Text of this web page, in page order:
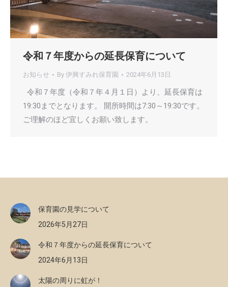
令和７年度からの延長保育について
お知らせ By 伊興すみれ保育園 2024年6月13日
令和７年度（令和７年４月１日）より、延長保育は
19:30までとなります。 開所時間は7:30～19:30です。
ご理解のほど宜しくお願い致します。
保育園の見学について
2026年5月27日
令和７年度からの延長保育について
2024年6月13日
太陽の周りに虹が！